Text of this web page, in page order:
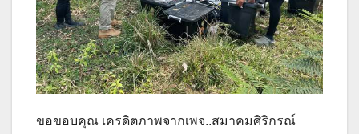
ขอขอบคุณ เครดิตภาพจากเพจ..สมาคมศิริกรณ์